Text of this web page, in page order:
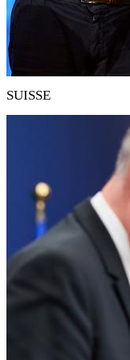
SUISSE